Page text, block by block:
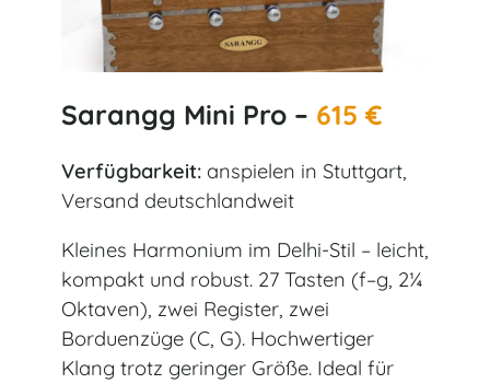
Sarangg Mini Pro – 615 €
Verfügbarkeit: anspielen in Stuttgart,
Versand deutschlandweit
Kleines Harmonium im Delhi-Stil – leicht,
kompakt und robust. 27 Tasten (f–g, 2¼
Oktaven), zwei Register, zwei
Borduenzüge (C, G). Hochwertiger
Klang trotz geringer Größe. Ideal für